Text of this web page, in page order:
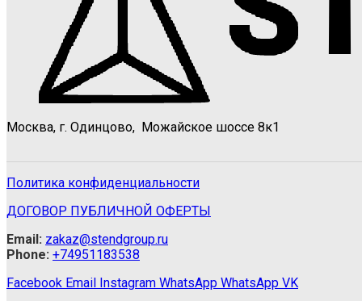
Москва, г. Одинцово, Можайское шоссе 8к1
Политика конфиденциальности
ДОГОВОР ПУБЛИЧНОЙ ОФЕРТЫ
Email: zakaz@stendgroup.ru
Phone: +74951183538
Facebook Email Instagram WhatsApp WhatsApp VK